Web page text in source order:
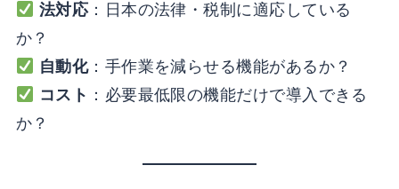
法対応：日本の法律・税制に適応している
か？
自動化：手作業を減らせる機能があるか？
コスト ：必要最低限の機能だけで導入できる
か？